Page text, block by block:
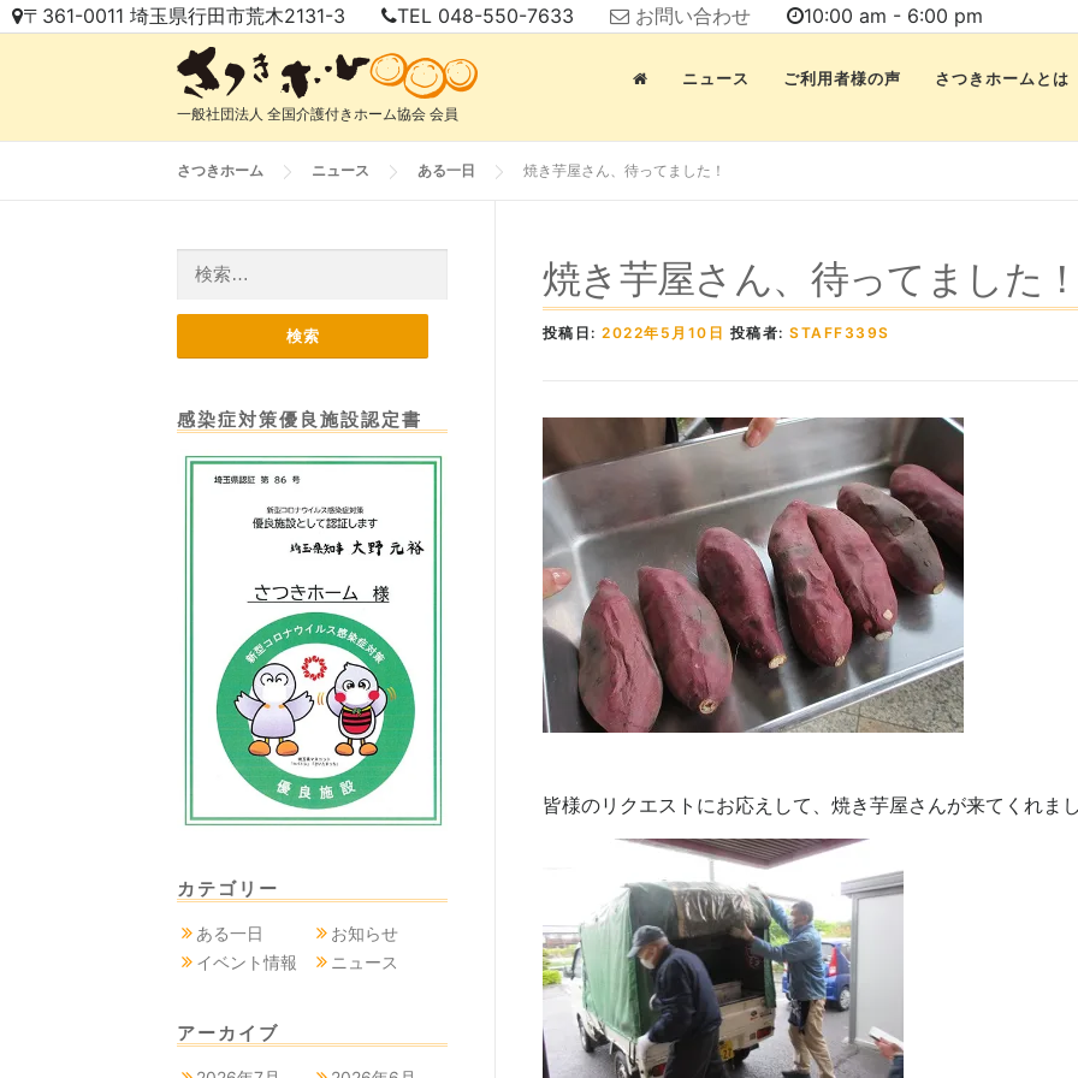
コ 〒361-0011 埼玉県行田市荒木2131-3 TEL 048-550-7633 お問い合わせ 10:00 am - 6:00 pm
一般社団法人 全国介護付きホーム協会 会員
ニュース ご利用者様の声 さつきホームとは
さつきホーム ニュース ある一日 焼き芋屋さん、待ってました！
焼き芋屋さん、待ってました
投稿日:2022年5月10日 投稿者:STAFF339S
皆様のリクエストにお応えして、焼き芋屋さんが来てくれま
感染症対策優良施設認定書
カテゴリー
ある一日
お知らせ
イベント情報
ニュース
アーカイブ